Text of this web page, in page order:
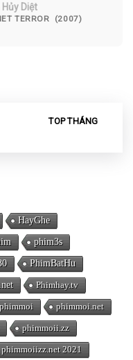
Hủy Diệt
TERROR (2007)
TOP THÁNG
HayGhe
phim3s
PhimBatHu
Phimhay.tv
phimmoi phimmoi.net
phimmoii.zz
phimmoiizz.net 2021